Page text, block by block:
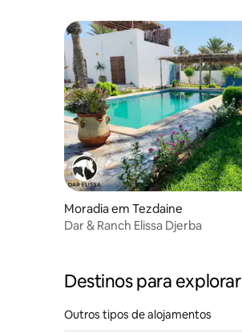
Moradia em Tezdaine
Dar & Ranch Elissa Djerba
Destinos para explorar
Outros tipos de alojamentos